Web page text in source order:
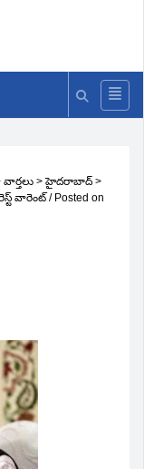
వార్తలు >హైదరాబాద్ >
వారెంట్‌/ Posted on